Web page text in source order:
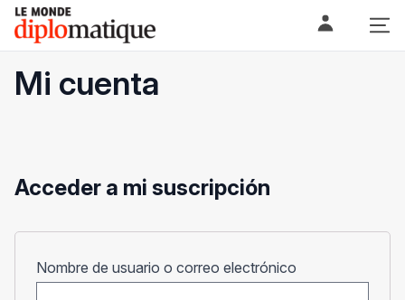
Skip
content
Le monde diplomatique
Mi cuenta
Acceder a mi suscripción
Nombre de usuario o correo electrónico